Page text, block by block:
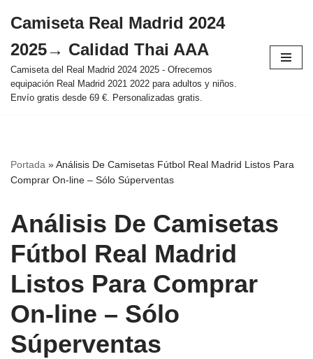
al
contenido
Camiseta Real Madrid 2024
2025→ Calidad Thai AAA
Camiseta del Real Madrid 2024 2025 - Ofrecemos
equipación Real Madrid 2021 2022 para adultos y niños.
Envío gratis desde 69 €. Personalizadas gratis.
Portada »Análisis De Camisetas Fútbol Real Madrid Listos Para
Comprar On-line – Sólo Súperventas
Análisis De Camisetas
Fútbol Real Madrid
Listos Para Comprar
On-line – Sólo
Súperventas